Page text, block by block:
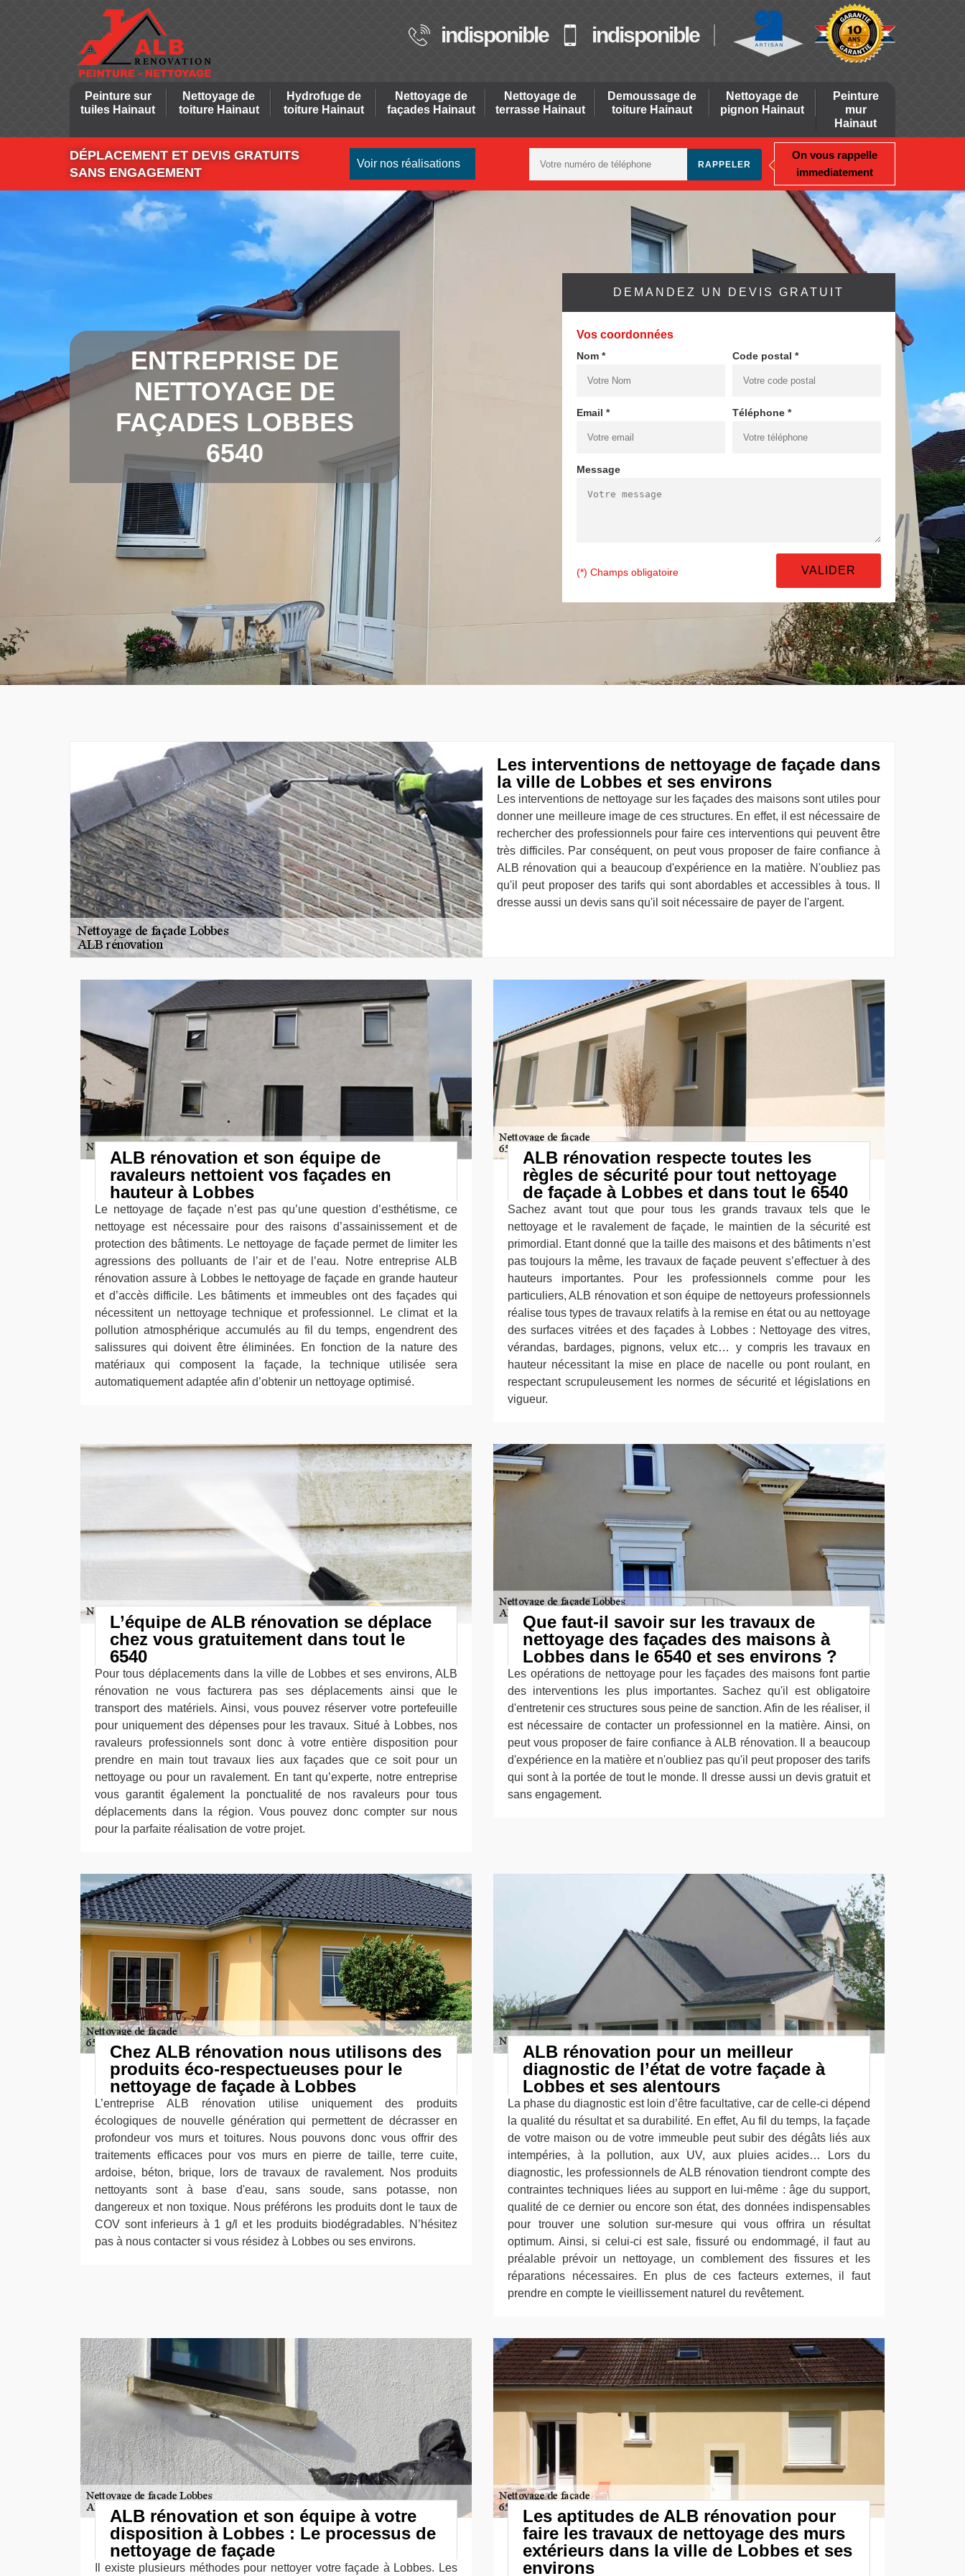
indisponible indisponible
Peinture sur
tuiles Hainaut
Nettoyage de
toiture Hainaut
Hydrofuge de
toiture Hainaut
Nettoyage de
façades Hainaut
Nettoyage de
terrasse Hainaut
Demoussage de
toiture Hainaut
Nettoyage de
pignon Hainaut
Peinture
mur
Hainaut
DÉPLACEMENT ET DEVIS GRATUITS
SANS ENGAGEMENT
Voir nos réalisations
On vous rappelle
immediatement
ENTREPRISE DE
NETTOYAGE DE
FAÇADES LOBBES
6540
DEMANDEZ UN DEVIS GRATUIT
Vos coordonnées
Nom * Code postal *
Email * Téléphone *
Message
(*) Champs obligatoire
Les interventions de nettoyage de façade dans
la ville de Lobbes et ses environs
Les interventions de nettoyage sur les façades des maisons sont utiles pour
donner une meilleure image de ces structures. En effet, il est nécessaire de
rechercher des professionnels pour faire ces interventions qui peuvent être
très difficiles. Par conséquent, on peut vous proposer de faire confiance à
ALB rénovation qui a beaucoup d'expérience en la matière. N'oubliez pas
qu'il peut proposer des tarifs qui sont abordables et accessibles à tous. Il
dresse aussi un devis sans qu'il soit nécessaire de payer de l'argent.
ALB rénovation et son équipe de
ravaleurs nettoient vos façades en
hauteur à Lobbes
Le nettoyage de façade n’est pas qu’une question d’esthétisme, ce
nettoyage est nécessaire pour des raisons d’assainissement et de
protection des bâtiments. Le nettoyage de façade permet de limiter les
agressions des polluants de l’air et de l’eau. Notre entreprise ALB
rénovation assure à Lobbes le nettoyage de façade en grande hauteur
et d’accès difficile. Les bâtiments et immeubles ont des façades qui
nécessitent un nettoyage technique et professionnel. Le climat et la
pollution atmosphérique accumulés au fil du temps, engendrent des
salissures qui doivent être éliminées. En fonction de la nature des
matériaux qui composent la façade, la technique utilisée sera
automatiquement adaptée afin d’obtenir un nettoyage optimisé.
ALB rénovation respecte toutes les
règles de sécurité pour tout nettoyage
de façade à Lobbes et dans tout le 6540
Sachez avant tout que pour tous les grands travaux tels que le
nettoyage et le ravalement de façade, le maintien de la sécurité est
primordial. Etant donné que la taille des maisons et des bâtiments n’est
pas toujours la même, les travaux de façade peuvent s’effectuer à des
hauteurs importantes. Pour les professionnels comme pour les
particuliers, ALB rénovation et son équipe de nettoyeurs professionnels
réalise tous types de travaux relatifs à la remise en état ou au nettoyage
des surfaces vitrées et des façades à Lobbes : Nettoyage des vitres,
vérandas, bardages, pignons, velux etc… y compris les travaux en
hauteur nécessitant la mise en place de nacelle ou pont roulant, en
respectant scrupuleusement les normes de sécurité et législations en
vigueur.
L’équipe de ALB rénovation se déplace
chez vous gratuitement dans tout le
6540
Pour tous déplacements dans la ville de Lobbes et ses environs, ALB
rénovation ne vous facturera pas ses déplacements ainsi que le
transport des matériels. Ainsi, vous pouvez réserver votre portefeuille
pour uniquement des dépenses pour les travaux. Situé à Lobbes, nos
ravaleurs professionnels sont donc à votre entière disposition pour
prendre en main tout travaux lies aux façades que ce soit pour un
nettoyage ou pour un ravalement. En tant qu’experte, notre entreprise
vous garantit également la ponctualité de nos ravaleurs pour tous
déplacements dans la région. Vous pouvez donc compter sur nous
pour la parfaite réalisation de votre projet.
Que faut-il savoir sur les travaux de
nettoyage des façades des maisons à
Lobbes dans le 6540 et ses environs ?
Les opérations de nettoyage pour les façades des maisons font partie
des interventions les plus importantes. Sachez qu'il est obligatoire
d'entretenir ces structures sous peine de sanction. Afin de les réaliser, il
est nécessaire de contacter un professionnel en la matière. Ainsi, on
peut vous proposer de faire confiance à ALB rénovation. Il a beaucoup
d'expérience en la matière et n'oubliez pas qu'il peut proposer des tarifs
qui sont à la portée de tout le monde. Il dresse aussi un devis gratuit et
sans engagement.
Chez ALB rénovation nous utilisons des
produits éco-respectueuses pour le
nettoyage de façade à Lobbes
L’entreprise ALB rénovation utilise uniquement des produits
écologiques de nouvelle génération qui permettent de décrasser en
profondeur vos murs et toitures. Nous pouvons donc vous offrir des
traitements efficaces pour vos murs en pierre de taille, terre cuite,
ardoise, béton, brique, lors de travaux de ravalement. Nos produits
nettoyants sont à base d'eau, sans soude, sans potasse, non
dangereux et non toxique. Nous préférons les produits dont le taux de
COV sont inferieurs à 1 g/l et les produits biodégradables. N’hésitez
pas à nous contacter si vous résidez à Lobbes ou ses environs.
ALB rénovation pour un meilleur
diagnostic de l’état de votre façade à
Lobbes et ses alentours
La phase du diagnostic est loin d’être facultative, car de celle-ci dépend
la qualité du résultat et sa durabilité. En effet, Au fil du temps, la façade
de votre maison ou de votre immeuble peut subir des dégâts liés aux
intempéries, à la pollution, aux UV, aux pluies acides… Lors du
diagnostic, les professionnels de ALB rénovation tiendront compte des
contraintes techniques liées au support en lui-même : âge du support,
qualité de ce dernier ou encore son état, des données indispensables
pour trouver une solution sur-mesure qui vous offrira un résultat
optimum. Ainsi, si celui-ci est sale, fissuré ou endommagé, il faut au
préalable prévoir un nettoyage, un comblement des fissures et les
réparations nécessaires. En plus de ces facteurs externes, il faut
prendre en compte le vieillissement naturel du revêtement.
ALB rénovation et son équipe à votre
disposition à Lobbes : Le processus de
nettoyage de façade
Il existe plusieurs méthodes pour nettoyer votre façade à Lobbes. Les
Les aptitudes de ALB rénovation pour
faire les travaux de nettoyage des murs
extérieurs dans la ville de Lobbes et ses
environs